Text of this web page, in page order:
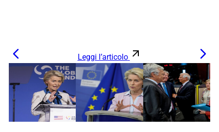
Leggi l’articolo